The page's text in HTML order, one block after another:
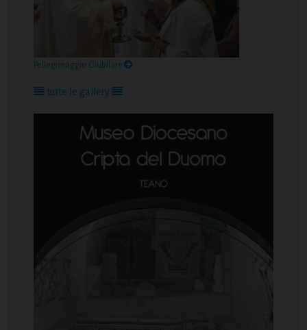
Pellegrinaggio Giubilare
tutte le gallery